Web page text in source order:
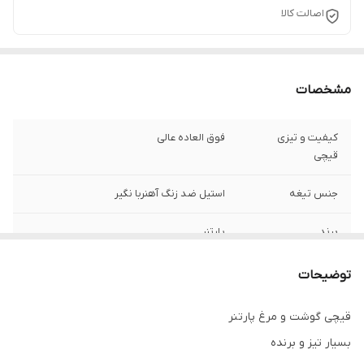
اصالت کالا
مشخصات
کیفیت و تیزی
قیچی
فوق العاده عالی
جنس تیغه استیل ضد زنگ آهنربا نگیر
برند پارتنر
مناسب برای
نوع محصول
توضیحات
قیچی گوشت و مرغ پارتنر
بسیار تیز و برنده